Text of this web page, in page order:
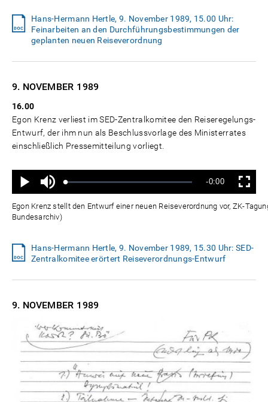
Hans-Hermann Hertle, 9. November 1989, 15.00 Uhr:
Feinarbeiten an den Durchführungsbestimmungen der
geplanten neuen Reiseverordnung
9. NOVEMBER 1989
16.00
Egon Krenz verliest im SED-Zentralkomitee den Reiseregelungs-
Entwurf, der ihm nun als Beschlussvorlage des Ministerrates
einschließlich Pressemitteilung vorliegt.
Wiedergabe
Ton
aus
Geladen:
Status:
Verbleibende
Zeit
-0:00 Vollbild
Egon Krenz stellt den Entwurf einer neuen Reiseverordnung vor, ZK-
Bundesarchiv)
Hans-Hermann Hertle, 9. November 1989, 15.30 Uhr: SED-
Zentralkomitee erörtert Reiseverordnungs-Entwurf
9. NOVEMBER 1989